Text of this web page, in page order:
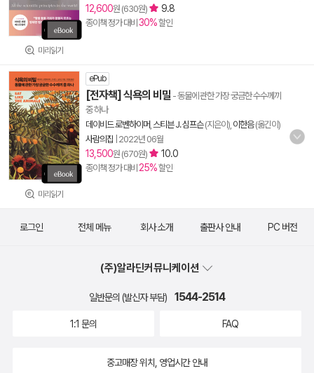
미리읽기
12,600원 (630원) 9.8
종이책 정가 대비 30%할인
미리읽기
ePub
[전자책] 식욕의 비밀 - 동물에 관한 가장 궁금한 수수께끼
중 하나
데이비드 로벤하이머 스티븐 J. 심프슨(지은이), 이한음(옮긴이)
사람의집 2022년 06월
13,500원 (670원) 10.0
종이책 정가 대비 25%할인
로그인 전체 메뉴 회사 소개 출판사 안내 PC 버전
(주)알라딘커뮤니케이션
일반문의 (발신자 부담) 1544-2514
1:1 문의 FAQ
중고매장 위치, 영업시간 안내